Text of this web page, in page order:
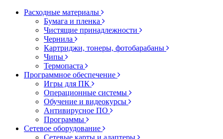
Расходные материалы
Бумага и пленка
Чистящие принадлежности
Чернила
Картриджи, тонеры, фотобарабаны
Чипы
Термопаста
Программное обеспечение
Игры для ПК
Операционные системы
Обучение и видеокурсы
Антивирусное ПО
Программы
Сетевое оборудование
Сетевые карты и адаптеры